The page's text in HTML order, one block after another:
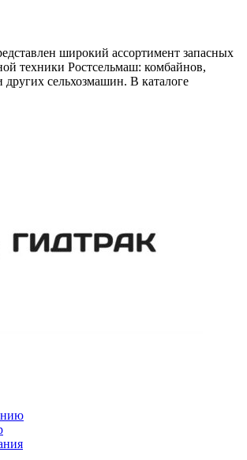
широкий ассортимент запасных
техники Ростсельмаш: комбайнов,
других сельхозмашин. В каталоге